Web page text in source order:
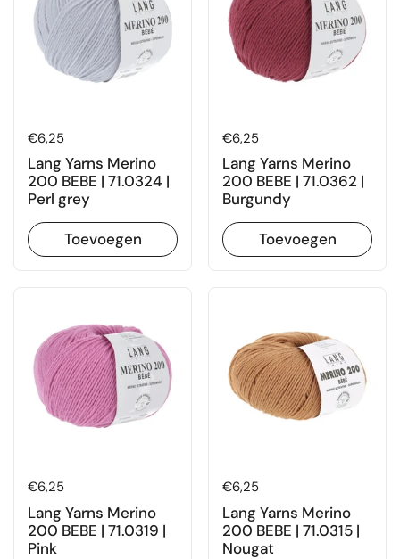
Prijs:
€6,25
Lang Yarns Merino
200 BEBE | 71.0324 |
Perl grey
Toevoegen
Prijs:
€6,25
Lang Yarns Merino
200 BEBE | 71.0362 |
Burgundy
Toevoegen
Prijs:
€6,25
Lang Yarns Merino
200 BEBE | 71.0319 |
Pink
Prijs:
€6,25
Lang Yarns Merino
200 BEBE | 71.0315 |
Nougat